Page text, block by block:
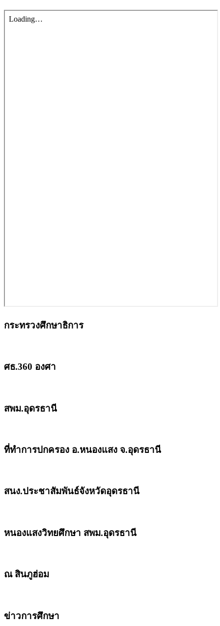
กระทรวงศึกษาธิการ
ศธ.360 องศา
สพม.อุดรธานี
ที่ทำการปกครอง อ.หนองแสง จ.อุดรธานี
สนง.ประชาสัมพันธ์จังหวัดอุดรธานี
หนองแสงวิทยศึกษา สพม.อุดรธานี
ณ สินภูฮ่อม
ข่าวการศึกษา